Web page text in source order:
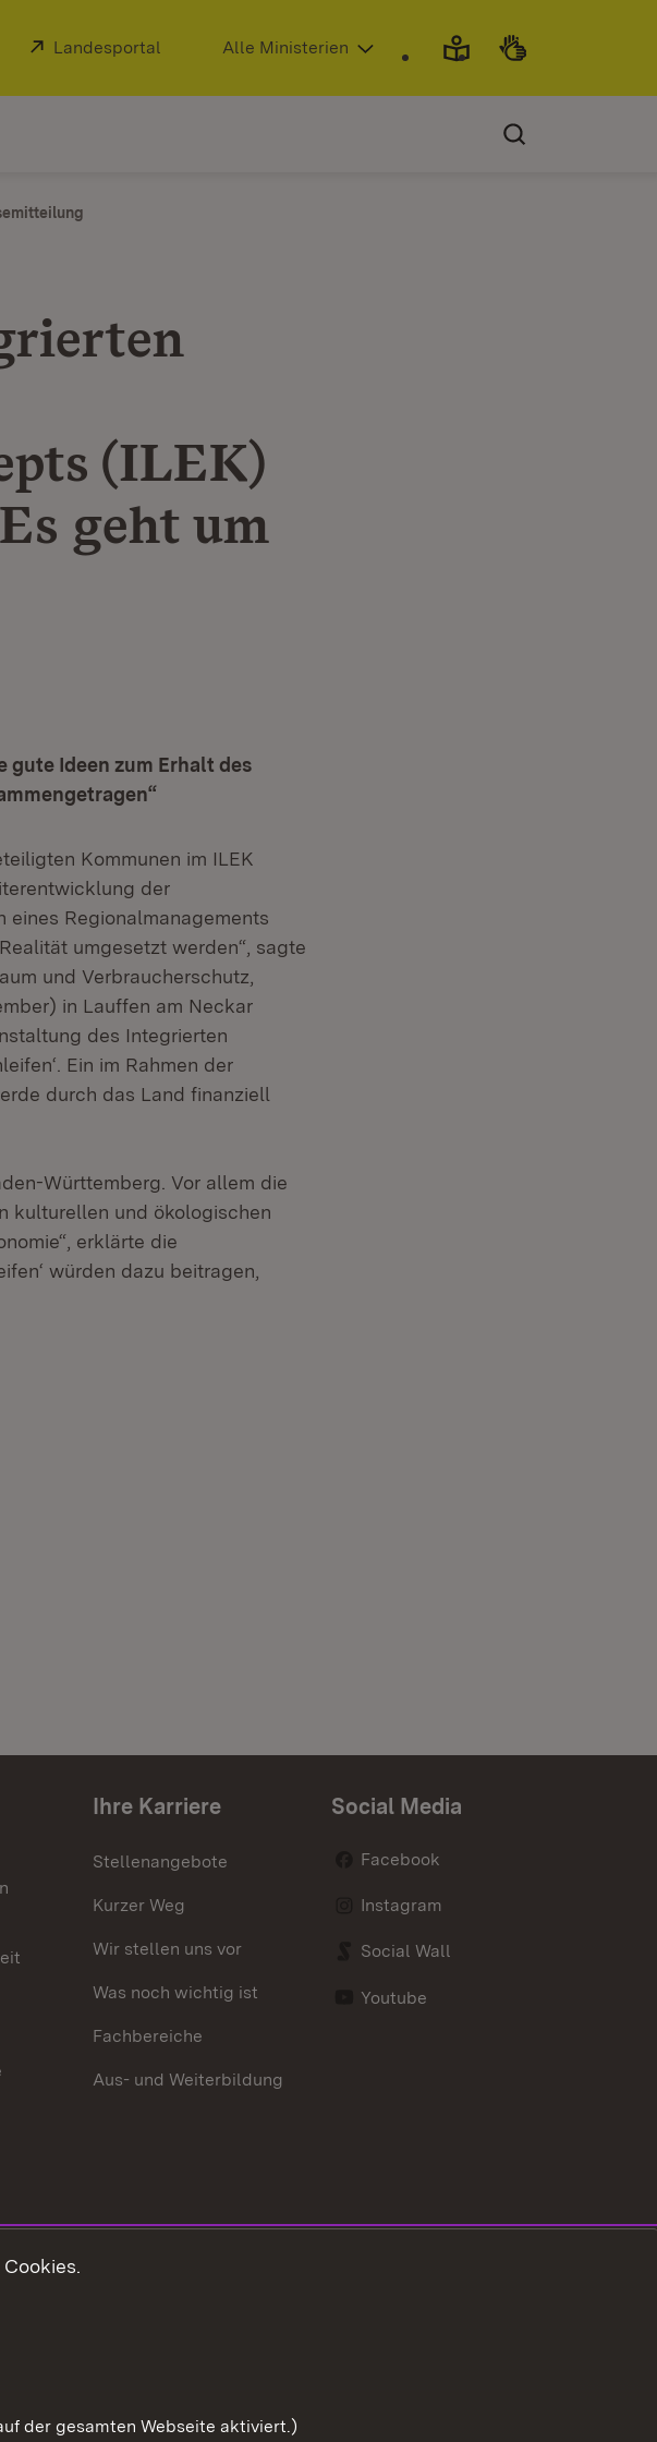
Extern:
Landesportal (Öffnet in neuem Fenster)
Alle Ministerien
(ILEK)
geht um
gute Ideen zum Erhalt des
Kommunen im ILEK
der
eines Regionalmanagements
umgesetzt werden“, sagte
und Verbraucherschutz,
in Lauffen am Neckar
des Integrierten
Ein im Rahmen der
durch das Land finanziell
Württemberg. Vor allem die
kulturellen und ökologischen
erklärte die
würden dazu beitragen,
Ihre Karriere
Stellenangebote
Kurzer Weg
Wir stellen uns vor
Was noch wichtig ist
Fachbereiche
Aus- und Weiterbildung
Social Media
Facebook
Instagram
Social Wall
Youtube
der gesamten Webseite aktiviert.)